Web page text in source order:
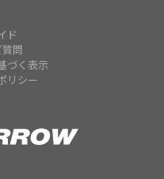
ド
問
づく表示
リシー